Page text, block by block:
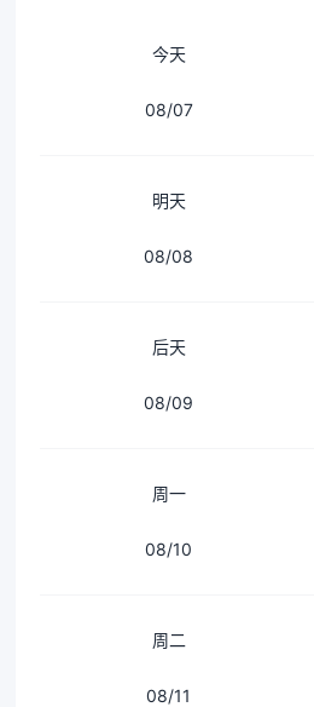
今天
08/07
明天
08/08
后天
08/09
周一
08/10
周二
08/11